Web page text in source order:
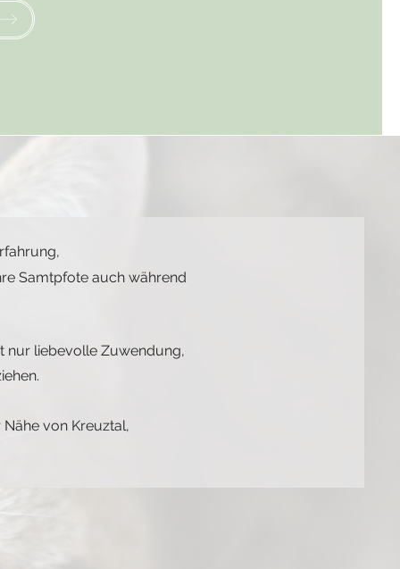
Samtpfote auch während
nur liebevolle Zuwendung,
von Kreuztal,